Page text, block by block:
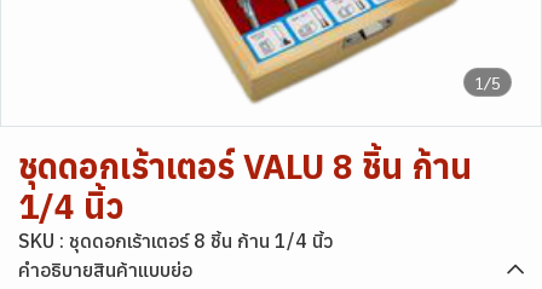
1/5
ชุดดอกเร้าเตอร์ VALU 8 ชิ้น ก้าน
1/4 นิ้ว
SKU : ชุดดอกเร้าเตอร์ 8 ชิ้น ก้าน 1/4 นิ้ว
คำอธิบายสินค้าแบบย่อ